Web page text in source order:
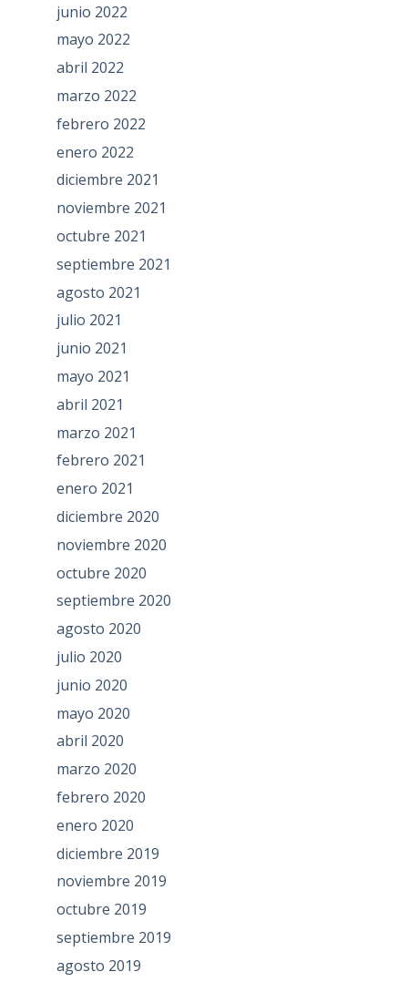
junio 2022
mayo 2022
abril 2022
marzo 2022
febrero 2022
enero 2022
diciembre 2021
noviembre 2021
octubre 2021
septiembre 2021
agosto 2021
julio 2021
junio 2021
mayo 2021
abril 2021
marzo 2021
febrero 2021
enero 2021
diciembre 2020
noviembre 2020
octubre 2020
septiembre 2020
agosto 2020
julio 2020
junio 2020
mayo 2020
abril 2020
marzo 2020
febrero 2020
enero 2020
diciembre 2019
noviembre 2019
octubre 2019
septiembre 2019
agosto 2019